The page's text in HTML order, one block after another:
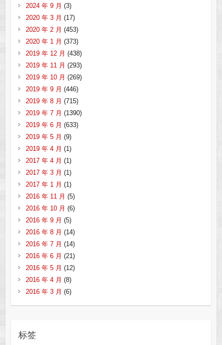
2024 年 9 月 (3)
2020 年 3 月 (17)
2020 年 2 月 (453)
2020 年 1 月 (373)
2019 年 12 月 (438)
2019 年 11 月 (293)
2019 年 10 月 (269)
2019 年 9 月 (446)
2019 年 8 月 (715)
2019 年 7 月 (1390)
2019 年 6 月 (633)
2019 年 5 月 (9)
2019 年 4 月 (1)
2017 年 4 月 (1)
2017 年 3 月 (1)
2017 年 1 月 (1)
2016 年 11 月 (5)
2016 年 10 月 (6)
2016 年 9 月 (5)
2016 年 8 月 (14)
2016 年 7 月 (14)
2016 年 6 月 (21)
2016 年 5 月 (12)
2016 年 4 月 (8)
2016 年 3 月 (6)
标签